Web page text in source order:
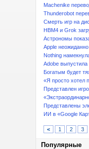
Machenike
Thunderobot
Смерть игр на
HBM4 и Grok
Астрономы
Apple
Nothing
Adobe выпустила
Богатым будет
«Я просто хотел
Представлен
Представлены
ИИ в «Google
< 1 2 3
Популярные